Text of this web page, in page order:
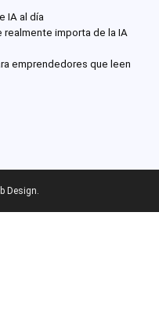
IA al día
realmente importa de la IA
emprendedores que leen
Design.